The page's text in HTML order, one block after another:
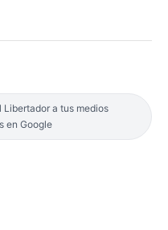
Libertador a tus medios
en Google